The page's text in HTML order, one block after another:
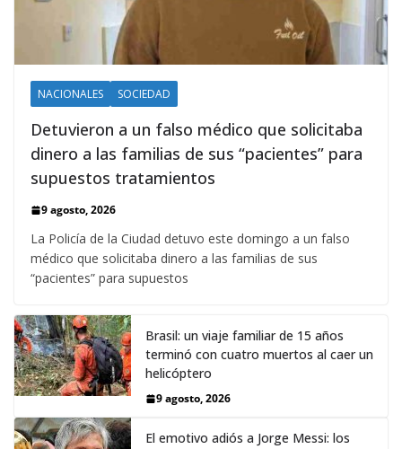
NACIONALES SOCIEDAD
Detuvieron a un falso médico que solicitaba
dinero a las familias de sus “pacientes” para
supuestos tratamientos
9 agosto, 2026
La Policía de la Ciudad detuvo este domingo a un falso
médico que solicitaba dinero a las familias de sus
“pacientes” para supuestos
Brasil: un viaje familiar de 15 años
terminó con cuatro muertos al caer un
helicóptero
9 agosto, 2026
El emotivo adiós a Jorge Messi: los